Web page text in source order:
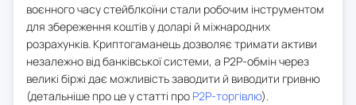
воєнного часу стейблкоїни стали робочим інструментом
для збереження коштів у доларі й міжнародних
розрахунків. Криптогаманець дозволяє тримати активи
незалежно від банківської системи, а P2P-обмін через
великі біржі дає можливість заводити й виводити гривню
(детальніше про це у статті про P2P-торгівлю).